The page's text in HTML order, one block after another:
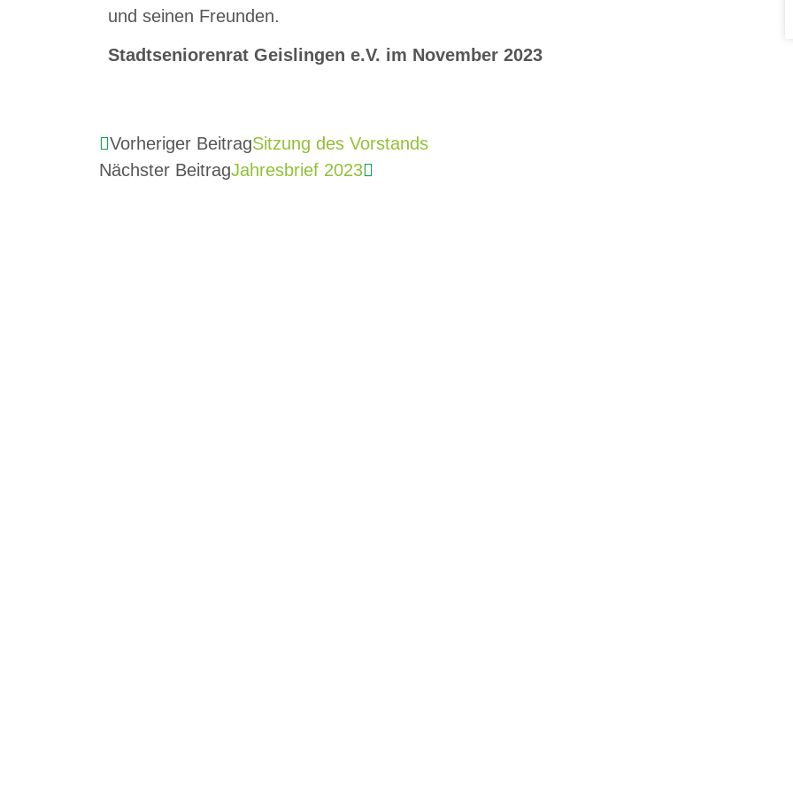
und seinen Freunden.
Stadtseniorenrat Geislingen e.V. im November 2023
Vorheriger BeitragSitzung des Vorstands
Nächster BeitragJahresbrief 2023